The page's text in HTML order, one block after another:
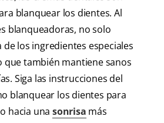
blanquear los dientes. Al
blanqueadoras, no solo
los ingredientes especiales
que también mantiene sanos
Siga las instrucciones del
blanquear los dientes para
hacia unasonrisa más